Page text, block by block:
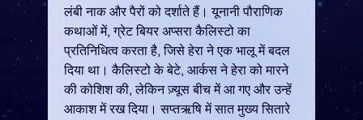
लंबी नाक और पैरों को दर्शाते हैं। यूनानी पौराणिक
कथाओं में, ग्रेट बियर अप्सरा कैलिस्टो का
प्रतिनिधित्व करता है, जिसे हेरा ने एक भालू में बदल
दिया था। कैलिस्टो के बेटे, आर्कस ने हेरा को मारने
की कोशिश की, लेकिन ज़्यूस बीच में आ गए और उन्हें
आकाश में रख दिया। सप्तऋषि में सात मुख्य सितारे